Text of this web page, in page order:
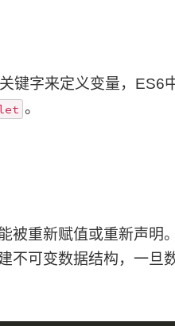
关键字来定义变量，ES6
。
被重新赋值或重新声明
不可变数据结构，一旦